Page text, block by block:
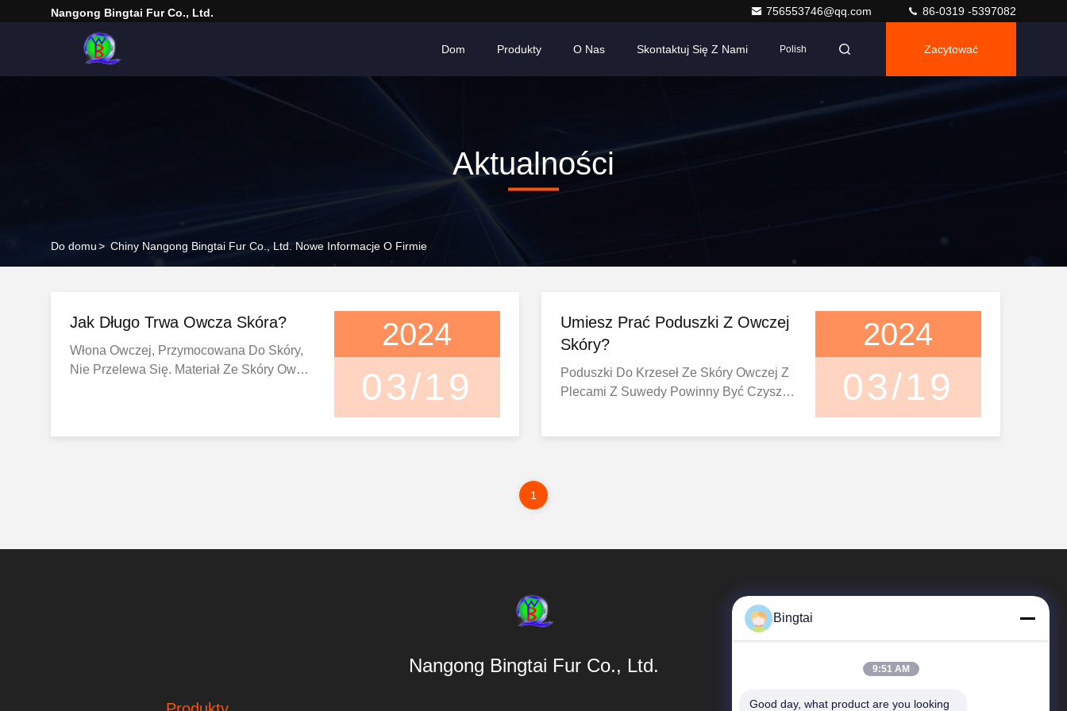
Nangong Bingtai Fur Co., Ltd. 756553746@qq.com 86-0319 -5397082
Dom Produkty O Nas Skontaktuj Się Z Nami Polish Zacytować
Aktualności
Do domu> Chiny Nangong Bingtai Fur Co., Ltd. Nowe Informacje O Firmie
Jak Długo Trwa Owcza Skóra?
Włona Owczej, Przymocowana Do Skóry,
Nie Przelewa Się. Materiał Ze Skóry Owcz
2024
03/19
Umiesz Prać Poduszki Z Owczej
Skóry?
Poduszki Do Krzeseł Ze Skóry Owczej Z
Plecami Z Suwedy Powinny Być Czyszcz
2024
03/19
1
Nangong Bingtai Fur Co., Ltd.
Bingtai
9:51 AM
Good day, what product are you looking